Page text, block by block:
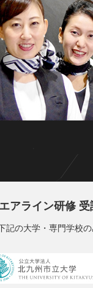
アライン研修 受
記の大学・専門学校